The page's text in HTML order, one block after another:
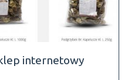
internetowy